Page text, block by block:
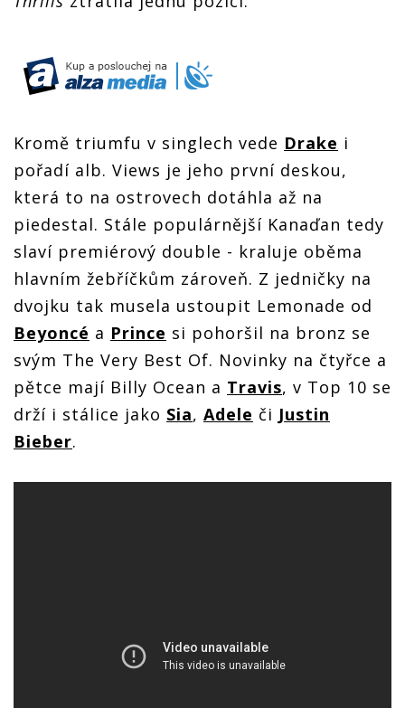
Kromě triumfu v singlech vede Drake i
pořadí alb. Views je jeho první deskou,
která to na ostrovech dotáhla až na
piedestal. Stále populárnější Kanaďan tedy
slaví premiérový double - kraluje oběma
hlavním žebříčkům zároveň. Z jedničky na
dvojku tak musela ustoupit Lemonade od
Beyoncé a Prince si pohoršil na bronz se
svým The Very Best Of. Novinky na čtyřce a
pětce mají Billy Ocean a Travis, v Top 10 se
drží i stálice jako Sia, Adele či Justin
Bieber.